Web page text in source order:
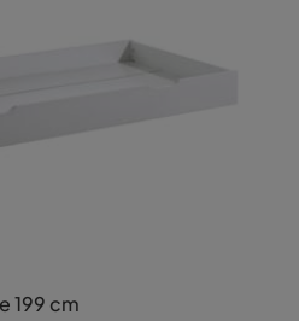
199 cm